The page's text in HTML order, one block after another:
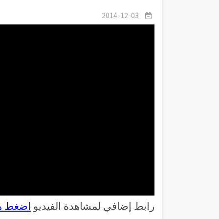
2014-12-03
رابط إضافي لمشاهدة الفيديو اضغط